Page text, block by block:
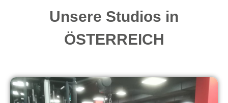
Unsere Studios in
ÖSTERREICH